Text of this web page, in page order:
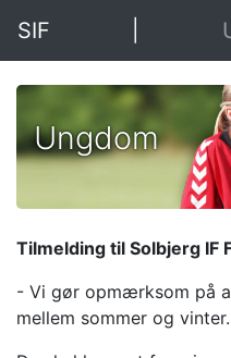
SIF
Ungdom
Tilmelding til Solbjerg IF
- Vi gør opmærksom på
mellem sommer og vinter.